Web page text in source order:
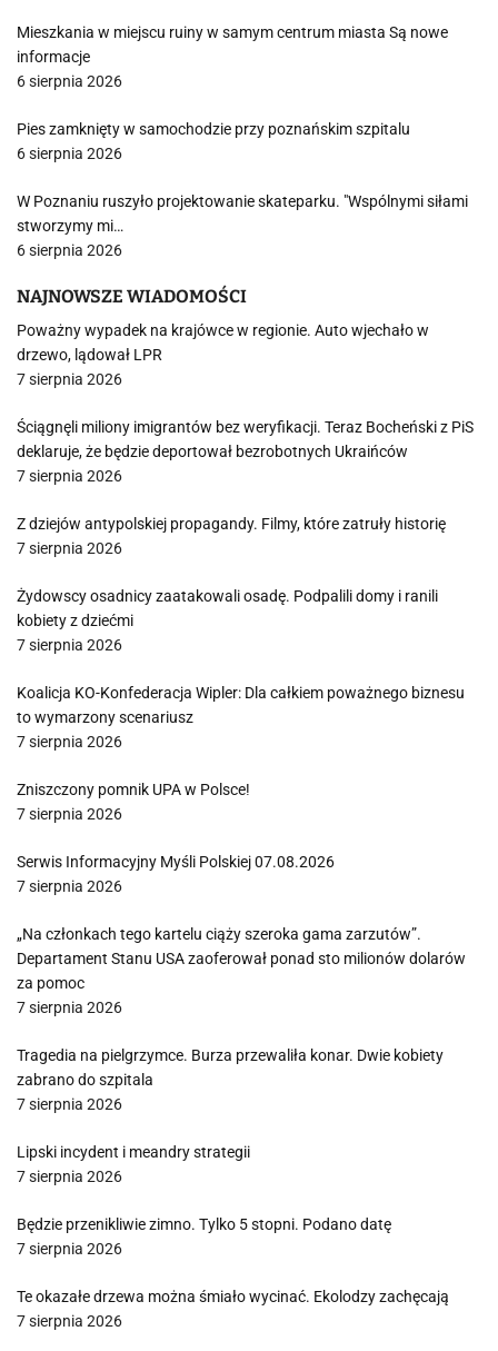
Mieszkania w miejscu ruiny w samym centrum miasta Są nowe
informacje
6 sierpnia 2026
Pies zamknięty w samochodzie przy poznańskim szpitalu
6 sierpnia 2026
W Poznaniu ruszyło projektowanie skateparku. "Wspólnymi siłami
stworzymy mi…
6 sierpnia 2026
NAJNOWSZE WIADOMOŚCI
Poważny wypadek na krajówce w regionie. Auto wjechało w
drzewo, lądował LPR
7 sierpnia 2026
Ściągnęli miliony imigrantów bez weryfikacji. Teraz Bocheński z PiS
deklaruje, że będzie deportował bezrobotnych Ukraińców
7 sierpnia 2026
Z dziejów antypolskiej propagandy. Filmy, które zatruły historię
7 sierpnia 2026
Żydowscy osadnicy zaatakowali osadę. Podpalili domy i ranili
kobiety z dziećmi
7 sierpnia 2026
Koalicja KO-Konfederacja Wipler: Dla całkiem poważnego biznesu
to wymarzony scenariusz
7 sierpnia 2026
Zniszczony pomnik UPA w Polsce!
7 sierpnia 2026
Serwis Informacyjny Myśli Polskiej 07.08.2026
7 sierpnia 2026
„Na członkach tego kartelu ciąży szeroka gama zarzutów”.
Departament Stanu USA zaoferował ponad sto milionów dolarów
za pomoc
7 sierpnia 2026
Tragedia na pielgrzymce. Burza przewaliła konar. Dwie kobiety
zabrano do szpitala
7 sierpnia 2026
Lipski incydent i meandry strategii
7 sierpnia 2026
Będzie przenikliwie zimno. Tylko 5 stopni. Podano datę
7 sierpnia 2026
Te okazałe drzewa można śmiało wycinać. Ekolodzy zachęcają
7 sierpnia 2026